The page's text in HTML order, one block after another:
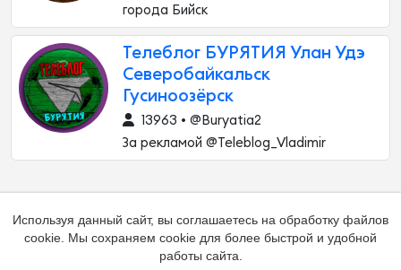
города Бийск
Телеблог БУРЯТИЯ Улан Удэ
Северобайкальск
Гусиноозёрск
13963 • @Buryatia2
За рекламой @Teleblog_Vladimir
Используя данный сайт, вы соглашаетесь на обработку файлов
cookie. Мы сохраняем cookie для более быстрой и удобной
работы сайта.